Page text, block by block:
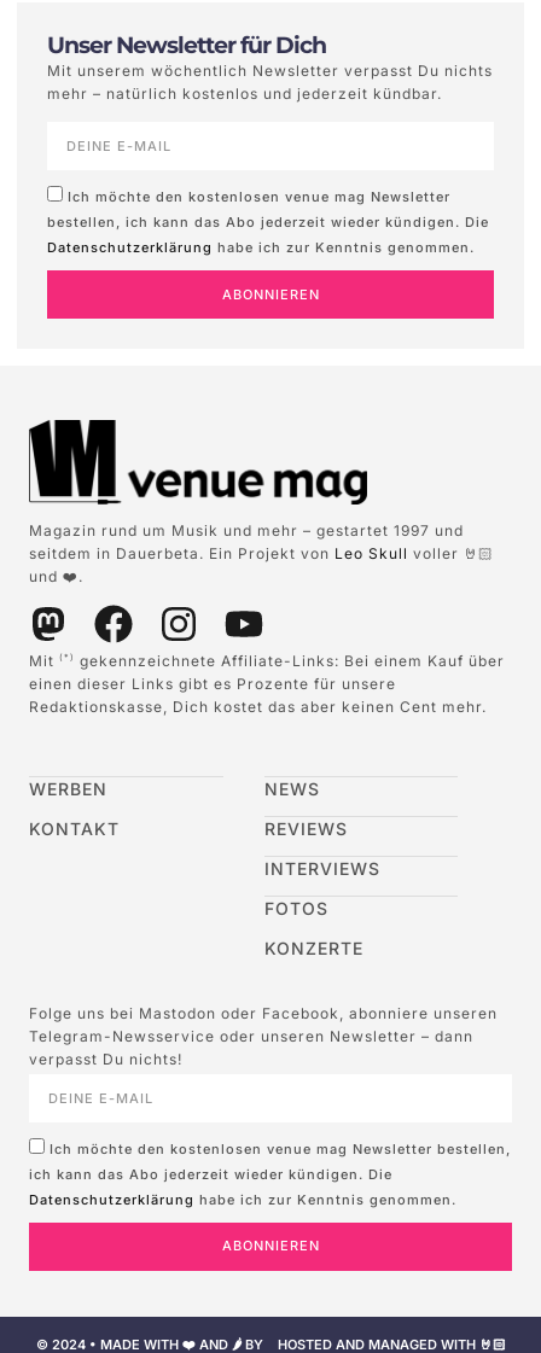
Unser Newsletter für Dich
Mit unserem wöchentlich Newsletter verpasst Du nichts
mehr – natürlich kostenlos und jederzeit kündbar.
Ich möchte den kostenlosen venue mag Newsletter
bestellen, ich kann das Abo jederzeit wieder kündigen. Die
Datenschutzerklärung habe ich zur Kenntnis genommen.
ABONNIEREN
Magazin rund um Musik und mehr – gestartet 1997 und
seitdem in Dauerbeta. Ein Projekt von Leo Skull voller 🤘🏻
und ❤️.
Mit (*)
gekennzeichnete Affiliate-Links: Bei einem Kauf über
einen dieser Links gibt es Prozente für unsere
Redaktionskasse, Dich kostet das aber keinen Cent mehr.
WERBEN
KONTAKT
NEWS
REVIEWS
INTERVIEWS
FOTOS
KONZERTE
Folge uns bei Mastodon oder Facebook, abonniere unseren
Telegram-Newsservice oder unseren Newsletter – dann
verpasst Du nichts!
Ich möchte den kostenlosen venue mag Newsletter bestellen,
ich kann das Abo jederzeit wieder kündigen. Die
Datenschutzerklärung habe ich zur Kenntnis genommen.
ABONNIEREN
© 2024 • MADE WITH ❤️ AND 🌶️ BY
HOSTED AND MANAGED WITH 🤘🏻